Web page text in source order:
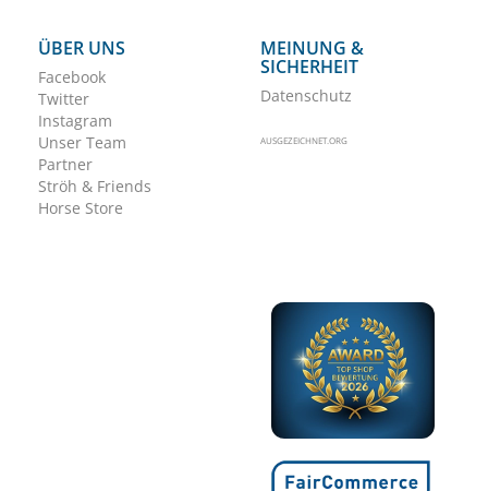
ÜBER UNS
Facebook
Twitter
Instagram
Unser Team
Partner
Ströh & Friends
Horse Store
MEINUNG &
SICHERHEIT
Datenschutz
AUSGEZEICHNET.ORG